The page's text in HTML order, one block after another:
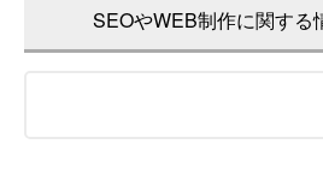
SEOやWEB制作に関する